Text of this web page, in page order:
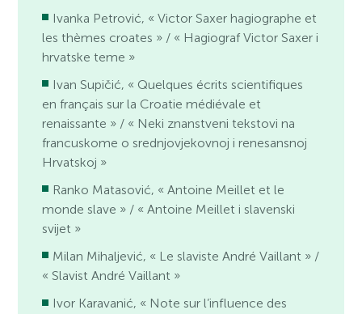
Ivanka Petrović, « Victor Saxer hagiographe et
les thèmes croates » / « Hagiograf Victor Saxer i
hrvatske teme »
Ivan Supičić, « Quelques écrits scientifiques
en français sur la Croatie médiévale et
renaissante » / « Neki znanstveni tekstovi na
francuskome o srednjovjekovnoj i renesansnoj
Hrvatskoj »
Ranko Matasović, « Antoine Meillet et le
monde slave » / « Antoine Meillet i slavenski
svijet »
Milan Mihaljević, « Le slaviste André Vaillant » /
« Slavist André Vaillant »
Ivor Karavanić, « Note sur l’influence des